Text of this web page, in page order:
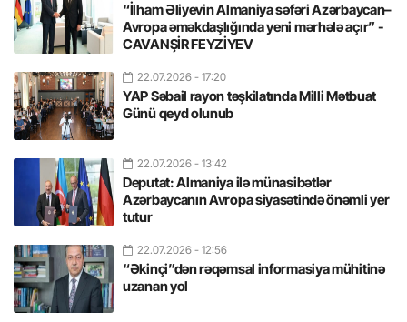
“İlham Əliyevin Almaniya səfəri Azərbaycan–
Avropa əməkdaşlığında yeni mərhələ açır” -
CAVANŞİR FEYZİYEV
22.07.2026 - 17:20
YAP Səbail rayon təşkilatında Milli Mətbuat
Günü qeyd olunub
22.07.2026 - 13:42
Deputat: Almaniya ilə münasibətlər
Azərbaycanın Avropa siyasətində önəmli yer
tutur
22.07.2026 - 12:56
“Əkinçi”dən rəqəmsal informasiya mühitinə
uzanan yol